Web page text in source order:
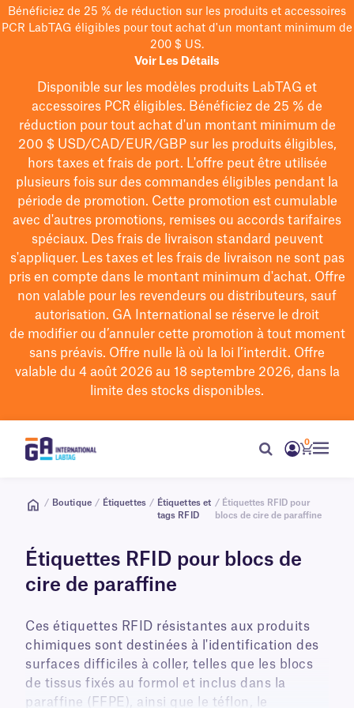
Bénéficiez de 25 % de réduction sur les produits et accessoires
PCR LabTAG éligibles pour tout achat d'un montant minimum de
200 $ US.
Voir Les Détails
Disponible sur les modèles produits LabTAG et
accessoires PCR éligibles. Bénéficiez de 25 % de
réduction pour tout achat d'un montant minimum de
200 $USD/CAD/EUR/GBPsur les produits éligibles,
hors taxes et frais de port. L'offre peut être utilisée
plusieurs fois sur des commandes éligibles pendant la
période de promotion. Cette promotion est cumulable
avec d'autres promotions, remises ou accords tarifaires
spéciaux. Des frais de livraison standard peuvent
s'appliquer. Les taxes et les frais de livraison ne sont pas
pris en compte dans le montant minimum d'achat. Offre
non valable pour les revendeurs ou distributeurs, sauf
autorisation. GA International se réserve le droit
de modifierou d’annuler cette promotion à tout moment
sans préavis. Offre nulle là où la loi l’interdit. Offre
valable du 4 août 2026 au 18 septembre 2026, dans la
limite des stocks disponibles.
0
/ Boutique / Étiquettes / Étiquettes et
tags RFID
/ Étiquettes RFID pour
blocs de cire de paraffine
Étiquettes RFID pour blocs de
cire de paraffine
Ces étiquettes RFID résistantes aux produits
chimiques sont destinées à l'identification des
surfaces difficiles à coller, telles que les blocs
de tissus fixés au formol et inclus dans la
paraffine (FFPE), ainsi que le téflon, le